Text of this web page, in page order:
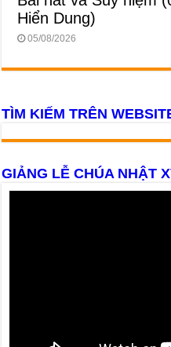
Hiển Dung)
05/08/2026
TÌM KIẾM TRÊN
GIẢNG LỄ CHÚA NHẬT